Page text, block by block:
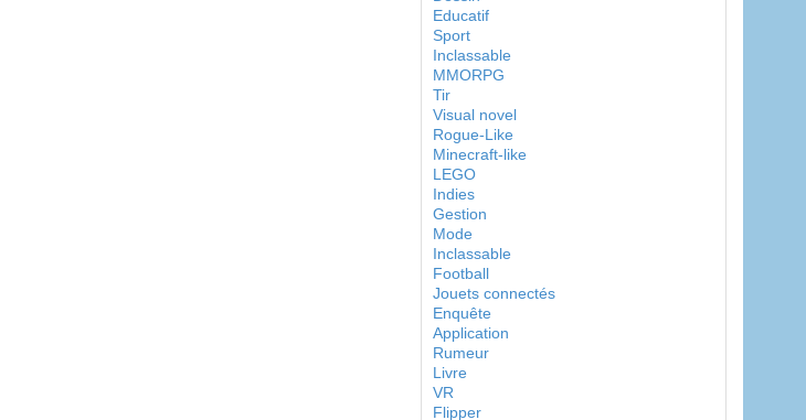
Educatif
Sport
Inclassable
MMORPG
Tir
Visual novel
Rogue-Like
Minecraft-like
LEGO
Indies
Gestion
Mode
Inclassable
Football
Jouets connectés
Enquête
Application
Rumeur
Livre
VR
Flipper